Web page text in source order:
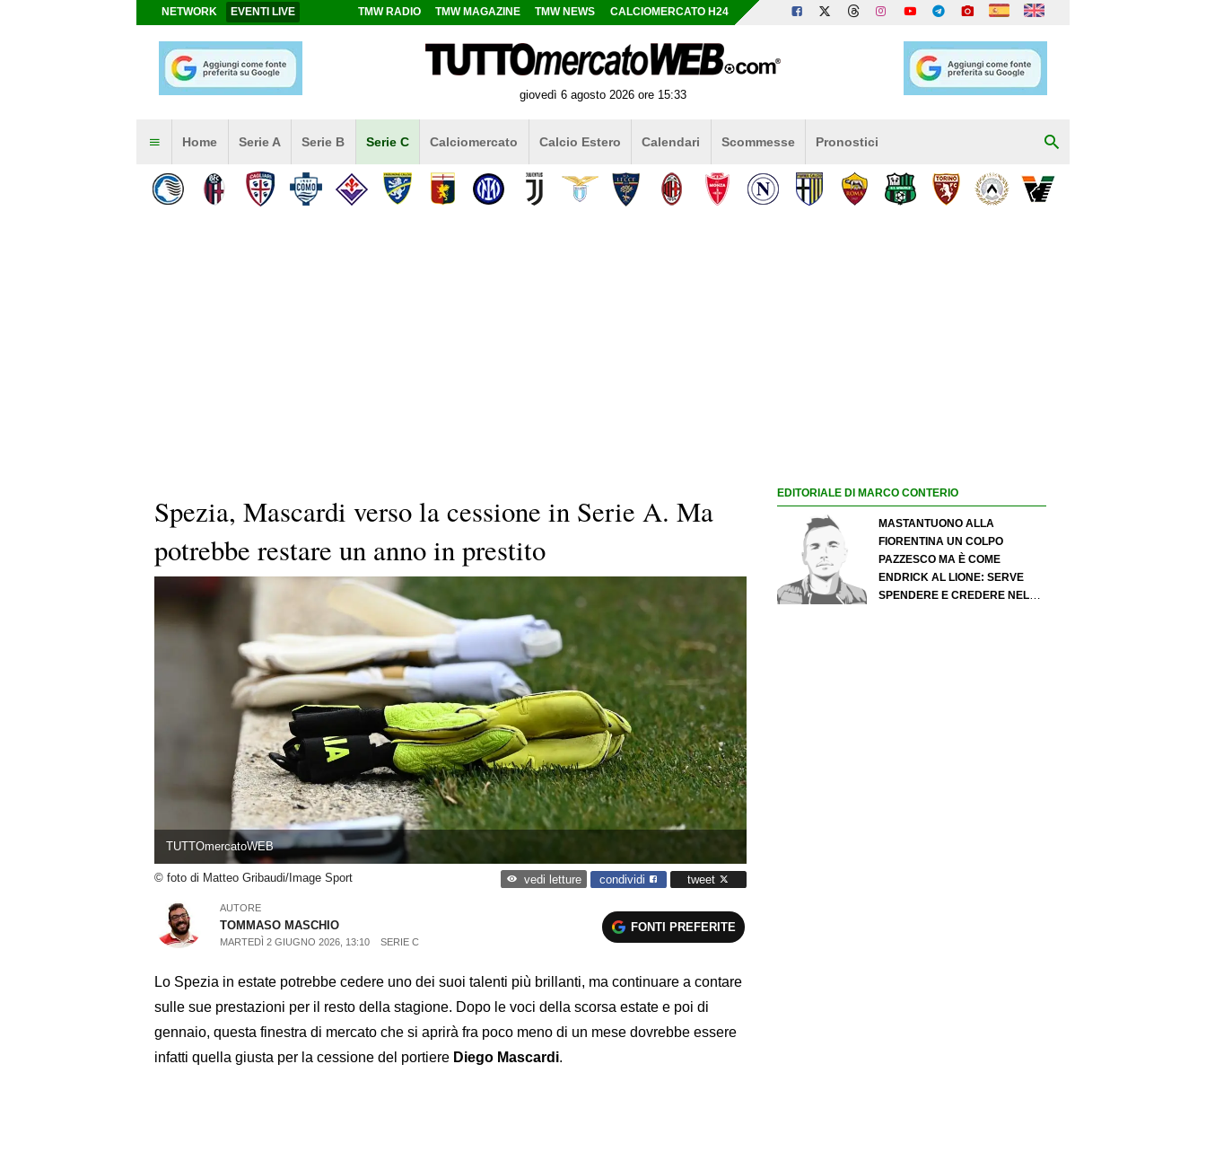
NETWORK EVENTI LIVE TMW RADIO TMW MAGAZINE TMW NEWS CALCIOMERCATO H24
giovedì 6 agosto 2026 ore 15:33
Home Serie A Serie B Serie C Calciomercato Calcio Estero Calendari Scommesse Pronostici
Spezia, Mascardi verso la cessione in Serie A. Ma
potrebbe restare un anno in prestito
TUTTOmercatoWEB
© foto di Matteo Gribaudi/Image Sport vedi letture condividi tweet
AUTORE
TOMMASO MASCHIO
MARTEDÌ 2 GIUGNO 2026, 13:10 SERIE C
FONTI PREFERITE
Lo Spezia in estate potrebbe cedere uno dei suoi talenti più brillanti, ma continuare a contare
sulle sue prestazioni per il resto della stagione. Dopo le voci della scorsa estate e poi di
gennaio, questa finestra di mercato che si aprirà fra poco meno di un mese dovrebbe essere
infatti quella giusta per la cessione del portiere Diego Mascardi.
EDITORIALE DI MARCO CONTERIO
MASTANTUONO ALLA
FIORENTINA UN COLPO
PAZZESCO MA È COME
ENDRICK AL LIONE: SERVE
SPENDERE E CREDERE NELLO